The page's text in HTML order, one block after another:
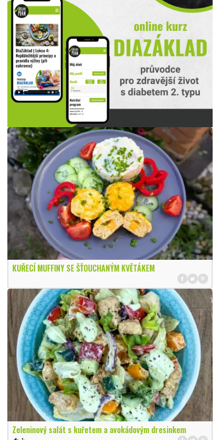
KUŘECÍ MUFFINY SE ŠŤOUCHANÝM KVĚTÁKEM
Zeleninový salát s kuřetem a avokádovým dresinkem